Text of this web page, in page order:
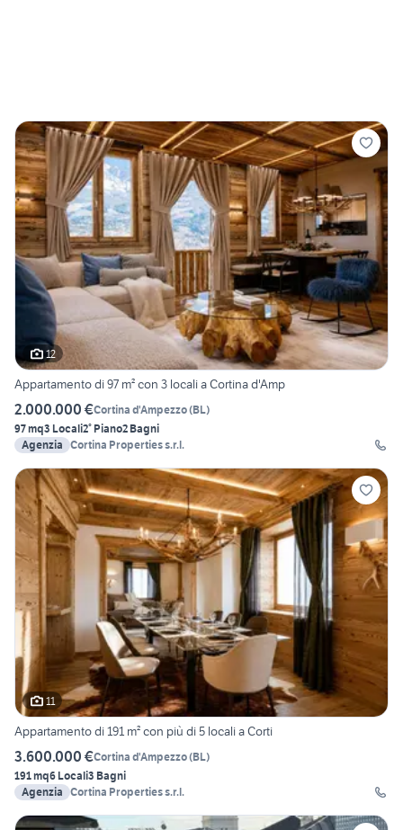
12
Appartamento di 97 m² con 3 locali a Cortina d'Amp
2.000.000 €Cortina d'Ampezzo(BL)
97 mq3 Locali2° Piano2 Bagni
Agenzia Cortina Properties s.r.l.
11
Appartamento di 191 m² con più di 5 locali a Corti
3.600.000 €Cortina d'Ampezzo(BL)
191 mq6 Locali3 Bagni
Agenzia Cortina Properties s.r.l.